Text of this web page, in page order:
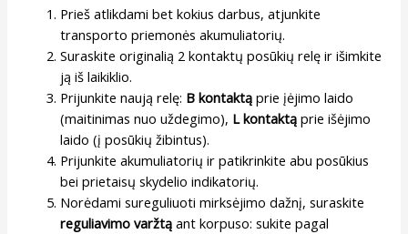
Prieš atlikdami bet kokius darbus, atjunkite
transporto priemonės akumuliatorių.
Suraskite originalią 2 kontaktų posūkių relę ir išimkite
ją iš laikiklio.
Prijunkite naują relę: B kontaktą prie įėjimo laido
(maitinimas nuo uždegimo), L kontaktą prie išėjimo
laido (į posūkių žibintus).
Prijunkite akumuliatorių ir patikrinkite abu posūkius
bei prietaisų skydelio indikatorių.
Norėdami sureguliuoti mirksėjimo dažnį, suraskite
reguliavimo varžtą ant korpuso: sukite pagal